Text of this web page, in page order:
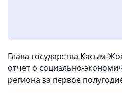
Глава государства Касым-
отчет о социально-
региона за первое